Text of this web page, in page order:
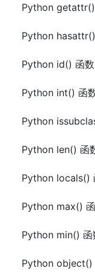
Python
Python
Python id() 函数
Python int() 函
Python
Python len() 函
Python locals()
Python max()
Python min() 函
Python object()